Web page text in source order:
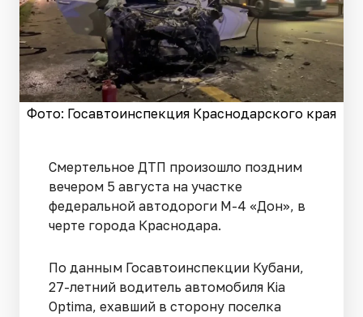
Фото: Госавтоинспекция Краснодарского края
Смертельное ДТП произошло поздним
вечером 5 августа на участке
федеральной автодороги М-4 «Дон», в
черте города Краснодара.
По данным Госавтоинспекции Кубани,
27-летний водитель автомобиля Kia
Optima, ехавший в сторону поселка